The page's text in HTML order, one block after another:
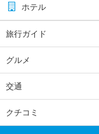
ホテル
旅行ガイド
グルメ
交通
クチコミ